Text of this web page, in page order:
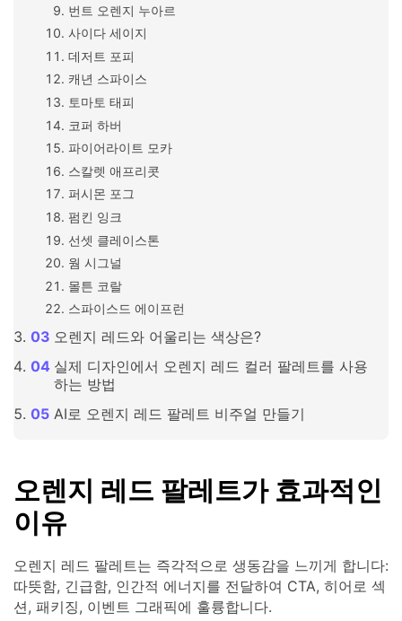
번트 오렌지 누아르
사이다 세이지
데저트 포피
캐년 스파이스
토마토 태피
코퍼 하버
파이어라이트 모카
스칼렛 애프리콧
퍼시몬 포그
펌킨 잉크
선셋 클레이스톤
웜 시그널
몰튼 코랄
스파이스드 에이프런
오렌지 레드와 어울리는 색상은?
실제 디자인에서 오렌지 레드 컬러 팔레트를 사용
하는 방법
AI로 오렌지 레드 팔레트 비주얼 만들기
오렌지 레드 팔레트가 효과적인
이유
오렌지 레드 팔레트는 즉각적으로 생동감을 느끼게 합니다:
따뜻함, 긴급함, 인간적 에너지를 전달하여 CTA, 히어로 섹
션, 패키징, 이벤트 그래픽에 훌륭합니다.